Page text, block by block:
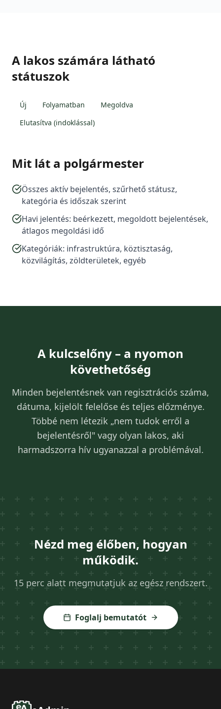
A lakos számára látható
státuszok
Új Folyamatban
Megoldva
Elutasítva (indoklással)
Mit lát a polgármester
Összes aktív bejelentés, szűrhető státusz,
kategória és időszak szerint
Havi jelentés: beérkezett, megoldott bejelentések,
átlagos megoldási idő
Kategóriák: infrastruktúra, köztisztaság,
közvilágítás, zöldterületek, egyéb
A kulcselőny – a nyomon
követhetőség
Minden bejelentésnek van regisztrációs száma,
dátuma, kijelölt felelőse és teljes előzménye.
Többé nem létezik „nem tudok erről a
bejelentésről" vagy olyan lakos, aki
harmadszorra hív ugyanazzal a problémával.
Nézd meg élőben, hogyan
működik.
15 perc alatt megmutatjuk az egész rendszert.
Foglalj bemutatót